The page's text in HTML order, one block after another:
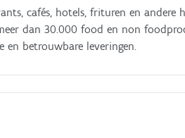
cafés, hotels, frituren en andere
dan 30.000 food en non
en betrouwbare leveringen.